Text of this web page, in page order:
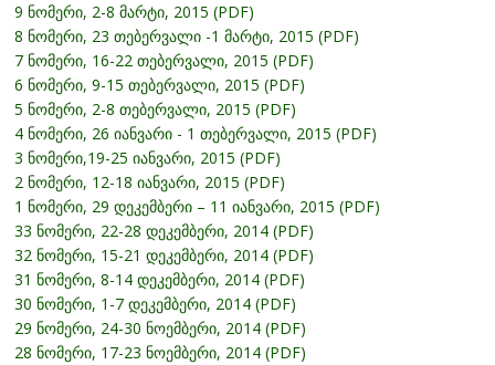
9 ნომერი, 2-8 მარტი, 2015 (PDF)
8 ნომერი, 23 თებერვალი -1 მარტი, 2015 (PDF)
7 ნომერი, 16-22 თებერვალი, 2015 (PDF)
6 ნომერი, 9-15 თებერვალი, 2015 (PDF)
5 ნომერი, 2-8 თებერვალი, 2015 (PDF)
4 ნომერი, 26 იანვარი - 1 თებერვალი, 2015 (PDF)
3 ნომერი,19-25 იანვარი, 2015 (PDF)
2 ნომერი, 12-18 იანვარი, 2015 (PDF)
1 ნომერი, 29 დეკემბერი – 11 იანვარი, 2015 (PDF)
33 ნომერი, 22-28 დეკემბერი, 2014 (PDF)
32 ნომერი, 15-21 დეკემბერი, 2014 (PDF)
31 ნომერი, 8-14 დეკემბერი, 2014 (PDF)
30 ნომერი, 1-7 დეკემბერი, 2014 (PDF)
29 ნომერი, 24-30 ნოემბერი, 2014 (PDF)
28 ნომერი, 17-23 ნოემბერი, 2014 (PDF)